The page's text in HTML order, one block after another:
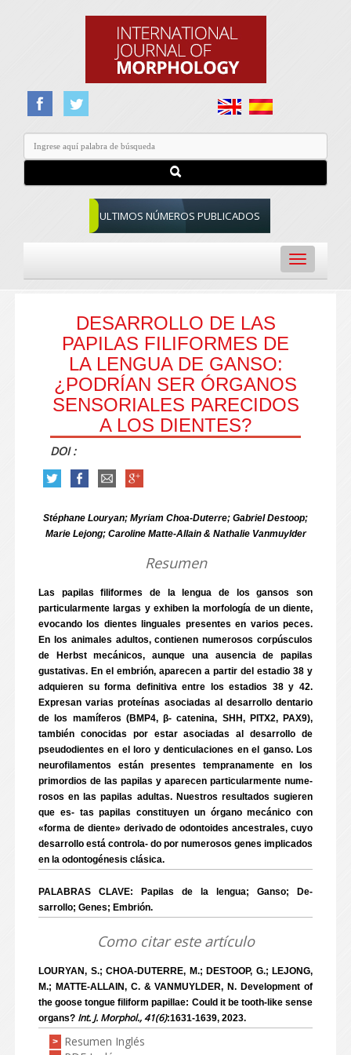
ULTIMOS NÚMEROS PUBLICADOS
Toggle
navigation
DESARROLLO DE LAS
PAPILAS FILIFORMES DE
LA LENGUA DE GANSO:
¿PODRÍAN SER ÓRGANOS
SENSORIALES PARECIDOS
A LOS DIENTES?
DOI :
Stéphane Louryan; Myriam Choa-Duterre; Gabriel Destoop;
Marie Lejong; Caroline Matte-Allain & Nathalie Vanmuylder
Resumen
Las papilas filiformes de la lengua de los gansos son
particularmente largas y exhiben la morfología de un diente,
evocando los dientes linguales presentes en varios peces.
En los animales adultos, contienen numerosos corpúsculos
de Herbst mecánicos, aunque una ausencia de papilas
gustativas. En el embrión, aparecen a partir del estadio 38 y
adquieren su forma definitiva entre los estadios 38 y 42.
Expresan varias proteínas asociadas al desarrollo dentario
de los mamíferos (BMP4, β- catenina, SHH, PITX2, PAX9),
también conocidas por estar asociadas al desarrollo de
pseudodientes en el loro y denticulaciones en el ganso. Los
neurofilamentos están presentes tempranamente en los
primordios de las papilas y aparecen particularmente nume-
rosos en las papilas adultas. Nuestros resultados sugieren
que es- tas papilas constituyen un órgano mecánico con
«forma de diente» derivado de odontoides ancestrales, cuyo
desarrollo está controla- do por numerosos genes implicados
en la odontogénesis clásica.
PALABRAS CLAVE: Papilas de la lengua; Ganso; De-
sarrollo; Genes; Embrión.
Como citar este artículo
LOURYAN, S.; CHOA-DUTERRE, M.; DESTOOP, G.; LEJONG,
M.; MATTE-ALLAIN, C. & VANMUYLDER, N. Development of
the goose tongue filiform papillae: Could it be tooth-like sense
organs? Int. J. Morphol., 41(6):1631-1639, 2023.
> Resumen Inglés